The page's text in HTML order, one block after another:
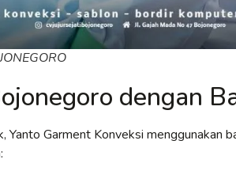
dengan
Garment Konveksi menggunakan